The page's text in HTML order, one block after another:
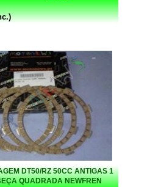
DT50/RZ 50CC ANTIGAS 1
QUADRADA NEWFREN